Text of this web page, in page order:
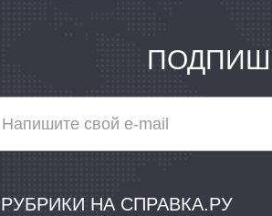
РУБРИКИ НА СПРАВКА.РУ